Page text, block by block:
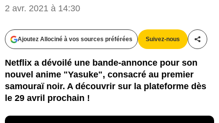
2 avr. 2021 à 14:30
Ajoutez Allociné à vos sources préférées Suivez-nous
Netflix a dévoilé une bande-annonce pour son
nouvel anime "Yasuke", consacré au premier
samouraï noir. A découvrir sur la plateforme dès
le 29 avril prochain !